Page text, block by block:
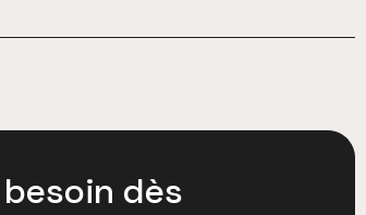
dès